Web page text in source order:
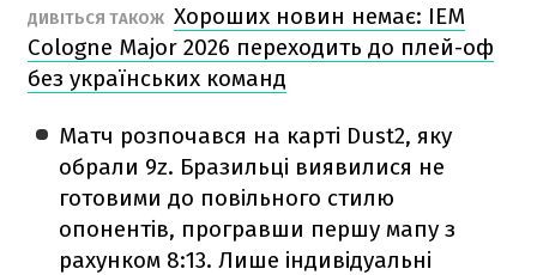
ДИВІТЬСЯ ТАКОЖ Хороших новин немає: IEM
Cologne Major 2026 переходить до плей-оф
без українських команд
Матч розпочався на карті Dust2, яку
обрали 9z. Бразильці виявилися не
готовими до повільного стилю
опонентів, програвши першу мапу з
рахунком 8:13. Лише індивідуальні